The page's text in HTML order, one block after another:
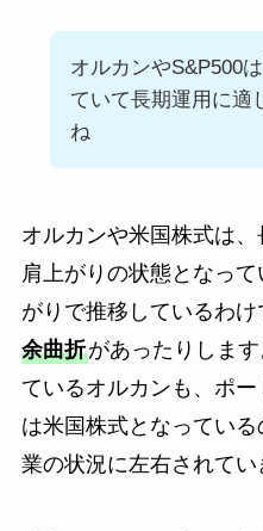
オルカンやS&P500
ていて長期運用に適
ね
オルカンや米国株式は
肩上がりの状態となっ
がりで推移しているわけ
余曲折があったりしま
ているオルカンも、ポ
は米国株式となってい
業の状況に左右されてい